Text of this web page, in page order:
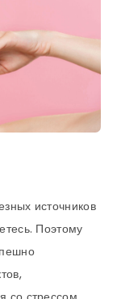
источников
Поэтому